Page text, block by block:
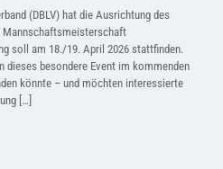
(DBLV) hat die Ausrichtung des
Mannschaftsmeisterschaft
soll am 18./19. April 2026 stattfinden.
dieses besondere Event im kommenden
könnte – und möchten interessierte
[…]